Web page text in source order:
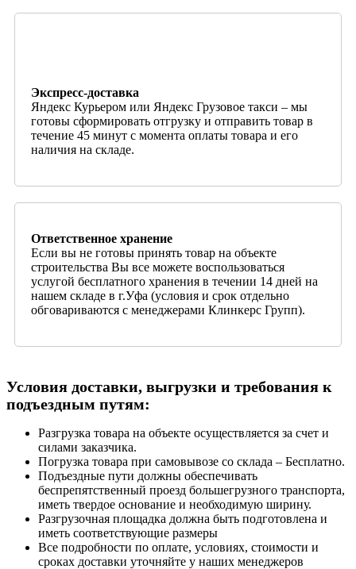
Экспресс-доставка
Яндекс Курьером или Яндекс Грузовое такси – мы
готовы сформировать отгрузку и отправить товар в
течение 45 минут с момента оплаты товара и его
наличия на складе.
Ответственное хранение
Если вы не готовы принять товар на объекте
строительства Вы все можете воспользоваться
услугой бесплатного хранения в течении 14 дней на
нашем складе в г.Уфа (условия и срок отдельно
обговариваются с менеджерами Клинкерс Групп).
Условия доставки, выгрузки и требования к
подъездным путям:
Разгрузка товара на объекте осуществляется за счет и
силами заказчика.
Погрузка товара при самовывозе со склада – Бесплатно.
Подъездные пути должны обеспечивать
беспрепятственный проезд большегрузного транспорта,
иметь твердое основание и необходимую ширину.
Разгрузочная площадка должна быть подготовлена и
иметь соответствующие размеры
Все подробности по оплате, условиях, стоимости и
сроках доставки уточняйте у наших менеджеров